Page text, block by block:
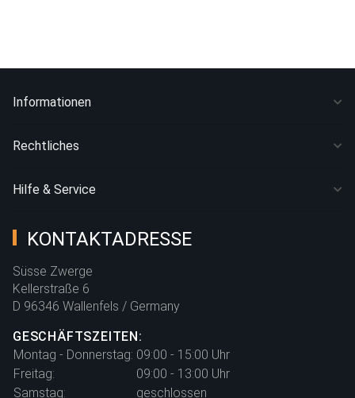
Informationen
Rechtliches
Hilfe & Service
KONTAKTADRESSE
Süsse Zwerge
Kellerstraße 6
D 96346 Wallenfels / Germany
GESCHÄFTSZEITEN:
Montag - Donnerstag: 09:00 - 15:00 Uhr
Freitag:
09:00 - 13:00 Uhr
Samstag:
geschlossen